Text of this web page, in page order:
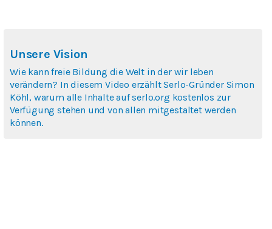
Unsere Vision
Wie kann freie Bildung die Welt in der wir leben
verändern? In diesem Video erzählt Serlo-Gründer Simon
Köhl, warum alle Inhalte auf serlo.org kostenlos zur
Verfügung stehen und von allen mitgestaltet werden
können.